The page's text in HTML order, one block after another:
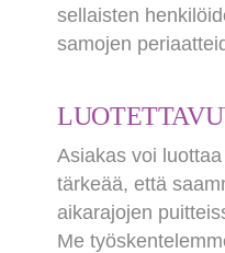
sellaisten
samojen
Asiakas voi
tärkeää, että
aikarajojen
Me